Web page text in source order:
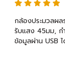
กล้องประมวลผล
รับแสง 45มม, ก
ข้อมูลผ่าน USB